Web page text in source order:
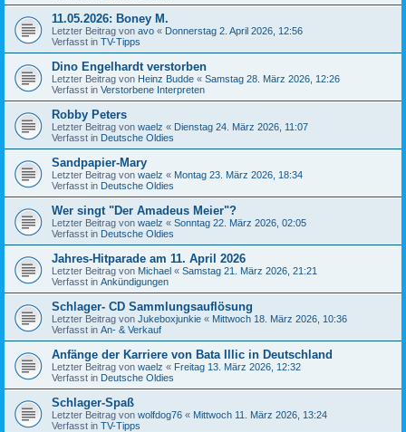
11.05.2026: Boney M.
Letzter Beitrag von avo « Donnerstag 2. April 2026, 12:56
Verfasst in TV-Tipps
Dino Engelhardt verstorben
Letzter Beitrag von Heinz Budde « Samstag 28. März 2026, 12:26
Verfasst in Verstorbene Interpreten
Robby Peters
Letzter Beitrag von waelz « Dienstag 24. März 2026, 11:07
Verfasst in Deutsche Oldies
Sandpapier-Mary
Letzter Beitrag von waelz « Montag 23. März 2026, 18:34
Verfasst in Deutsche Oldies
Wer singt "Der Amadeus Meier"?
Letzter Beitrag von waelz « Sonntag 22. März 2026, 02:05
Verfasst in Deutsche Oldies
Jahres-Hitparade am 11. April 2026
Letzter Beitrag von Michael « Samstag 21. März 2026, 21:21
Verfasst in Ankündigungen
Schlager- CD Sammlungsauflösung
Letzter Beitrag von Jukeboxjunkie « Mittwoch 18. März 2026, 10:36
Verfasst in An- & Verkauf
Anfänge der Karriere von Bata Illic in Deutschland
Letzter Beitrag von waelz « Freitag 13. März 2026, 12:32
Verfasst in Deutsche Oldies
Schlager-Spaß
Letzter Beitrag von wolfdog76 « Mittwoch 11. März 2026, 13:24
Verfasst in TV-Tipps